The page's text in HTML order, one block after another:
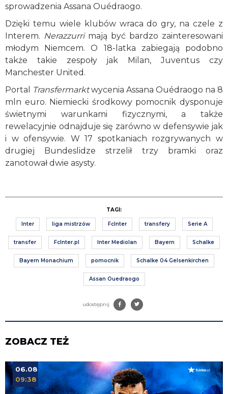
sprowadzenia Assana Ouédraogo.
Dzięki temu wiele klubów wraca do gry, na czele z
Interem. Nerazzurrimają być bardzo zainteresowani
młodym Niemcem. O 18-latka zabiegają podobno
także takie zespoły jak Milan, Juventus czy
Manchester United.
Portal
Transfermarktwycenia Assana Ouédraogo na 8
mln euro. Niemiecki środkowy pomocnik dysponuje
świetnymi warunkami fizycznymi, a także
rewelacyjnie odnajduje się zarówno w defensywie jak
i w ofensywie. W 17 spotkaniach rozgrywanych w
drugiej Bundeslidze strzelił trzy bramki oraz
zanotował dwie asysty.
TAGI:
Inter liga mistrzów FcInter transfery Serie A
transfer FcInter.pl Inter Mediolan Bayern Schalke
Bayern Monachium pomocnik Schalke 04 Gelsenkirchen
Assan Ouedraogo
udostępnij
ZOBACZ TEŻ
06.08
09:38